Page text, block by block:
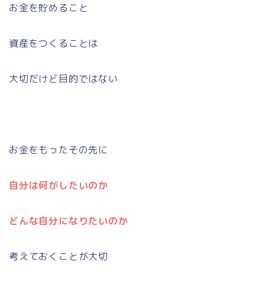
お金を貯めること
資産をつくることは
大切だけど目的ではない
お金をもったその先に
自分は何がしたいのか
どんな自分になりたいのか
考えておくことが大切